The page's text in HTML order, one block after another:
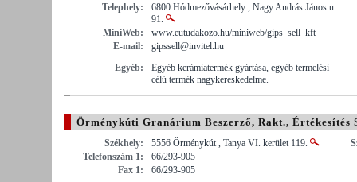
Telephely:
6800 Hódmezővásárhely , Nagy András János u.
91.
MiniWeb:
www.eutudakozo.hu/miniweb/gips_sell_kft
E-mail:
gipssell@invitel.hu
Egyéb:
Egyéb kerámiatermék gyártása, egyéb termelési
célú termék nagykereskedelme.
Örménykúti Granárium Beszerző, Rakt., Értékesítés
Székhely:
5556 Örménykút , Tanya VI. kerület 119.
Telefonszám 1:
66/293-905
Fax 1:
66/293-905